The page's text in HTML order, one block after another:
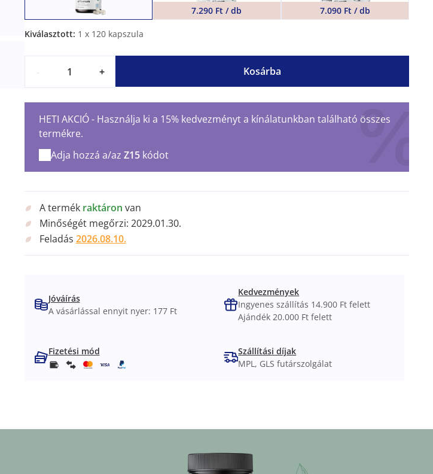
7.290 Ft / db 7.090 Ft / db
Kiválasztott: 1 x 120 kapszula
+ Kosárba
HETI AKCIÓ - Használja ki a 15% kedvezményt a kínálatunkban található összes
termékre.
Adja hozzá a/az Z15kódot
A termék raktáron van
Minőségét megőrzi: 2029.01.30.
Feladás 2026.08.10.
Jóváírás
A vásárlással ennyit nyer: 177 Ft
Kedvezmények
Ingyenes szállítás 14.900 Ft felett
Ajándék 20.000 Ft felett
Fizetési mód
Szállítási díjak
MPL, GLS futárszolgálat